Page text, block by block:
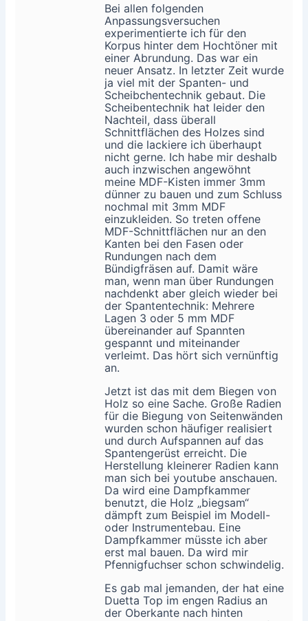
Bei allen folgenden
Anpassungsversuchen
experimentierte ich für den
Korpus hinter dem Hochtöner mit
einer Abrundung. Das war ein
neuer Ansatz. In letzter Zeit wurde
ja viel mit der Spanten- und
Scheibchentechnik gebaut. Die
Scheibentechnik hat leider den
Nachteil, dass überall
Schnittflächen des Holzes sind
und die lackiere ich überhaupt
nicht gerne. Ich habe mir deshalb
auch inzwischen angewöhnt
meine MDF-Kisten immer 3mm
dünner zu bauen und zum Schluss
nochmal mit 3mm MDF
einzukleiden. So treten offene
MDF-Schnittflächen nur an den
Kanten bei den Fasen oder
Rundungen nach dem
Bündigfräsen auf. Damit wäre
man, wenn man über Rundungen
nachdenkt aber gleich wieder bei
der Spantentechnik: Mehrere
Lagen 3 oder 5 mm MDF
übereinander auf Spannten
gespannt und miteinander
verleimt. Das hört sich vernünftig
an.
Jetzt ist das mit dem Biegen von
Holz so eine Sache. Große Radien
für die Biegung von Seitenwänden
wurden schon häufiger realisiert
und durch Aufspannen auf das
Spantengerüst erreicht. Die
Herstellung kleinerer Radien kann
man sich bei youtube anschauen.
Da wird eine Dampfkammer
benutzt, die Holz „biegsam“
dämpft zum Beispiel im Modell-
oder Instrumentebau. Eine
Dampfkammer müsste ich aber
erst mal bauen. Da wird mir
Pfennigfuchser schon schwindelig.
Es gab mal jemanden, der hat eine
Duetta Top im engen Radius an
der Oberkante nach hinten